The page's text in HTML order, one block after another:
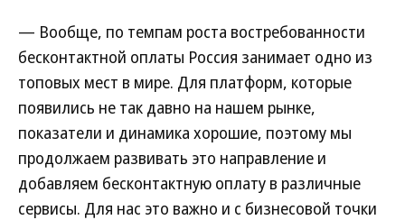
— Вообще, по темпам роста востребованности
бесконтактной оплаты Россия занимает одно из
топовых мест в мире. Для платформ, которые
появились не так давно на нашем рынке,
показатели и динамика хорошие, поэтому мы
продолжаем развивать это направление и
добавляем бесконтактную оплату в различные
сервисы. Для нас это важно и с бизнесовой точки